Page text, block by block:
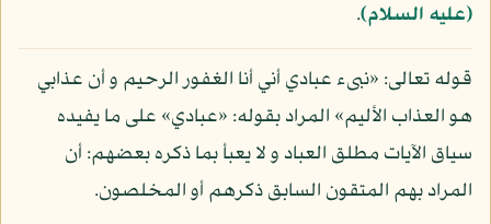
(عليه السلام).
قوله تعالى: «نبىء عبادي أني أنا الغفور الرحيم و أن عذابي
هو العذاب الأليم» المراد بقوله: «عبادي» على ما يفيده
سياق الآيات مطلق العباد و لا يعبأ بما ذكره بعضهم: أن
المراد بهم المتقون السابق ذكرهم أو المخلصون.